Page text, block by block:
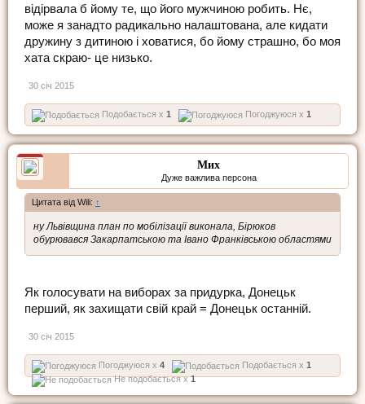
відірвала б йому те, що його мужчиною робить. Нє,
може я занадто радикально налаштована, але кидати
дружину з дитиною і ховатися, бо йому страшно, бо моя
хата скраю- це низько.
30 січ 2015
Подобається x 1 Погоджуюся x 1
Мих
Дуже важлива персона
Цитата від Wili: ↑
ну Львівщина план по мобілізації виконала, Бірюков
обурювався Закарпатською та Івано Франківською областями
Як голосувати на виборах за придурка, Донецьк
перший, як захищати свій край = Донецьк останній.
30 січ 2015
Погоджуюся x 4 Подобається x 1
Не подобається x1